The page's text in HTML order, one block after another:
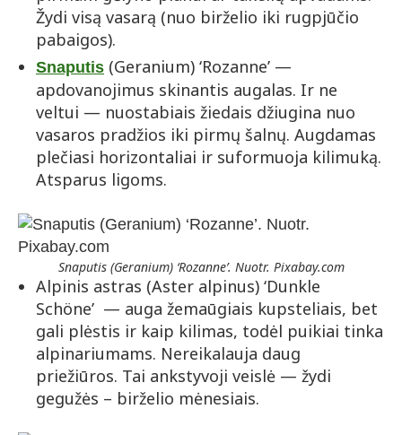
Žydi visą vasarą (nuo birželio iki rugpjūčio
pabaigos).
Snaputis (Geranium) ‘Rozanne’ —
apdovanojimus skinantis augalas. Ir ne
veltui — nuostabiais žiedais džiugina nuo
vasaros pradžios iki pirmų šalnų. Augdamas
plečiasi horizontaliai ir suformuoja kilimuką.
Atsparus ligoms.
Snaputis (Geranium) ‘Rozanne’. Nuotr. Pixabay.com
Alpinis astras (Aster alpinus) ‘Dunkle
Schöne’ — auga žemaūgiais kupsteliais, bet
gali plėstis ir kaip kilimas, todėl puikiai tinka
alpinariumams. Nereikalauja daug
priežiūros. Tai ankstyvoji veislė — žydi
gegužės – birželio mėnesiais.